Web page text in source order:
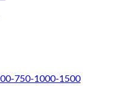
750-1000-1500